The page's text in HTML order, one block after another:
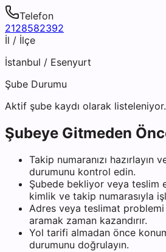
Telefon
2128582392
İl / İlçe
İstanbul / Esenyurt
Şube Durumu
Aktif şube kaydı olarak listeleniyor.
Şubeye Gitmeden
Takip numaranızı hazırlayın
durumunu kontrol edin.
Şubede bekliyor veya teslim
kimlik ve takip numarasıyla
Adres veya teslimat
aramak zaman kazandırır.
Yol tarifi almadan önce
durumunu doğrulayın.